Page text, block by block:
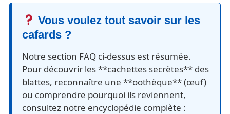
Vous voulez tout savoir sur les
cafards ?
Notre section FAQ ci-dessus est résumée.
Pour découvrir les **cachettes secrètes** des
blattes, reconnaître une **oothèque** (œuf)
ou comprendre pourquoi ils reviennent,
consultez notre encyclopédie complète :